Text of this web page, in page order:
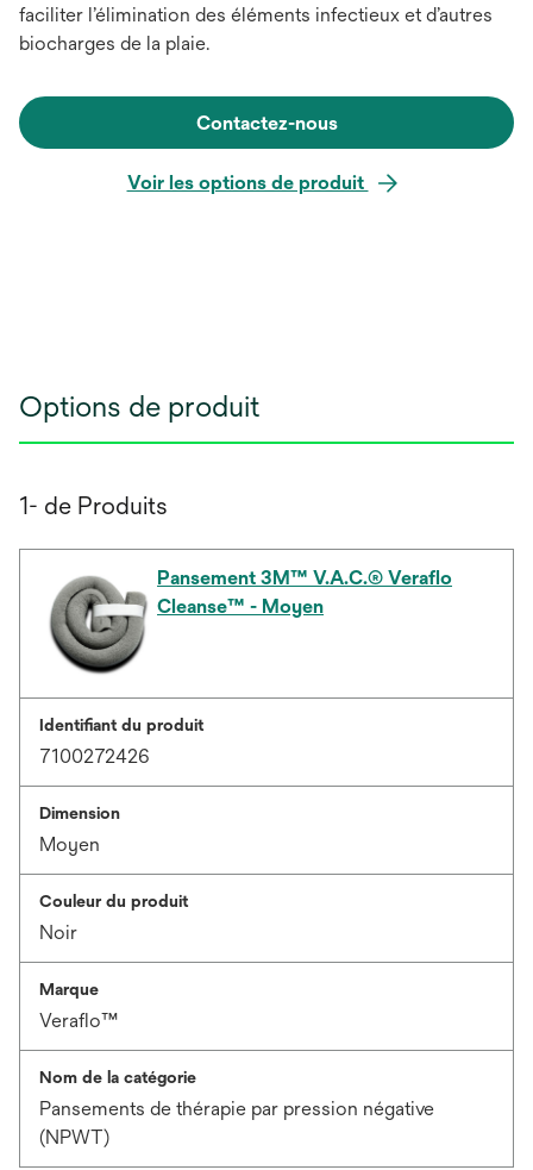
faciliter l’élimination des éléments infectieux et d’autres
biocharges de la plaie.
Contactez-nous
Voir les options de produit
Options de produit
1- de Produits
Pansement 3M™ V.A.C.® Veraflo
Cleanse™ - Moyen
Identifiant du produit
7100272426
Dimension
Moyen
Couleur du produit
Noir
Marque
Veraflo™
Nom de la catégorie
Pansements de thérapie par pression négative
(NPWT)